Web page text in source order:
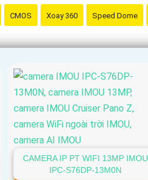
CMOS Xoay 360 Speed Dome
CAMERA IP PT WIFI 13MP IMOU
IPC-S76DP-13M0N